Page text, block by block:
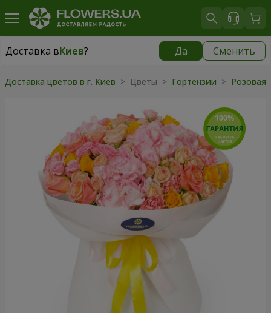
Доставка вКиев? Да Сменить
Доставка вКиев
Доставка цветов в г. Киев > Цветы > Гортензии > Розовая